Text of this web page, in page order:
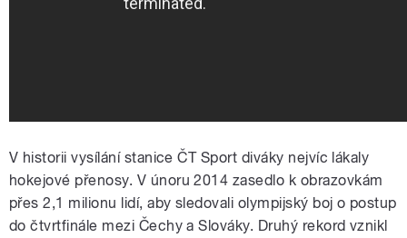
V historii vysílání stanice ČT Sport diváky nejvíc lákaly
hokejové přenosy. V únoru 2014 zasedlo k obrazovkám
přes 2,1 milionu lidí, aby sledovali olympijský boj o postup
do čtvrtfinále mezi Čechy a Slováky. Druhý rekord vznikl